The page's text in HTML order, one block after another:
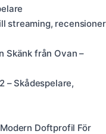
streaming, recensioner
Skänk från Ovan –
– Skådespelare,
Doftprofil För